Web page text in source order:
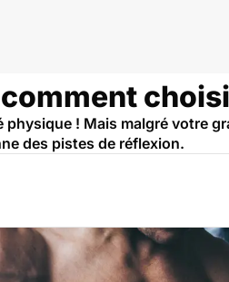
! Mais malgré votre
des pistes de réflexion.